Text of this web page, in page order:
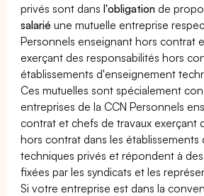
privés sont dansl'obligation de
salarié une mutuelle entreprise
Personnels enseignant hors contrat
exerçant des responsabilités hors
établissements d'enseignement
Ces mutuelles sont spécialement
entreprises de la CCN Personnels
contrat et chefs de travaux exerçant
hors contrat dans les
techniques privés et répondent à
fixées par les syndicats et les
Si votre entreprise est dans la